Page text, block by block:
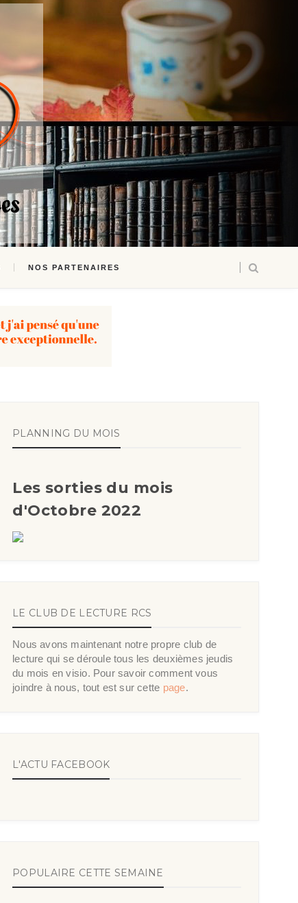
NOS PARTENAIRES
PLANNING DU MOIS
Les sorties du mois
d'Octobre 2022
LE CLUB DE LECTURE RCS
Nous avons maintenant notre propre club de
lecture qui se déroule tous les deuxièmes jeudis
du mois en visio. Pour savoir comment vous
joindre à nous, tout est sur cette page.
L'ACTU FACEBOOK
POPULAIRE CETTE SEMAINE